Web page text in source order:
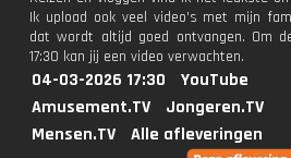
Ik upload ook veel video's met mijn
dat wordt altijd goed ontvangen. Om
17:30 kan jij een video verwachten.
04-03-2026 17:30
YouTube
Amusement.TV
Jongeren.TV
Mensen.TV
Alle afleveringen